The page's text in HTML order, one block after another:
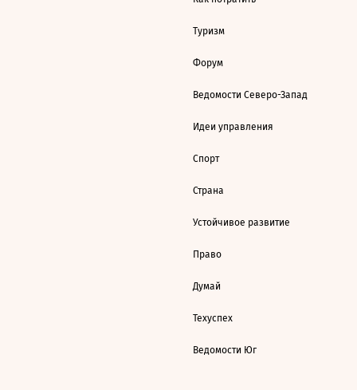
Туризм
Форум
Ведомости Северо-Запад
Идеи управления
Спорт
Страна
Устойчивое развитие
Право
Думай
Техуспех
Ведомости Юг